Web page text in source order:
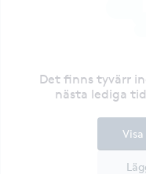
Det finns tyvärr
nästa lediga